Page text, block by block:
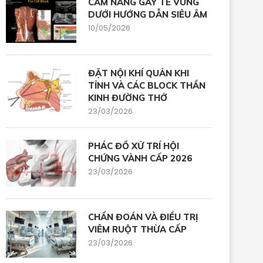
CẨM NANG GÂY TÊ VÙNG
DƯỚI HƯỚNG DẪN SIÊU ÂM
10/05/2026
ĐẶT NỘI KHÍ QUẢN KHI
TỈNH VÀ CÁC BLOCK THẦN
KINH ĐƯỜNG THỞ
23/03/2026
PHÁC ĐỒ XỬ TRÍ HỘI
CHỨNG VÀNH CẤP 2026
23/03/2026
CHẨN ĐOÁN VÀ ĐIỀU TRỊ
VIÊM RUỘT THỪA CẤP
23/03/2026